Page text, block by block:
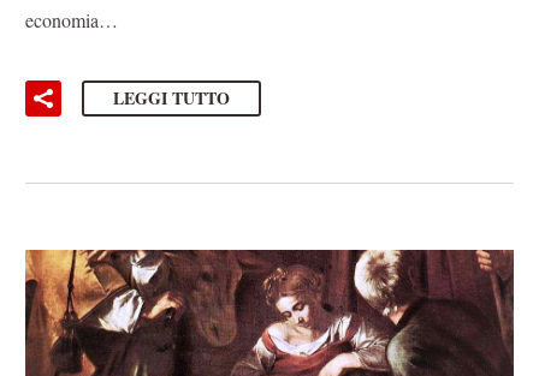
economia…
LEGGI TUTTO